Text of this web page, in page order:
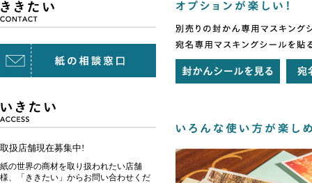
取扱店舗現在募集中!
紙の世界の商材を取り扱われたい店舗
様、「ききたい」からお問い合わせくだ